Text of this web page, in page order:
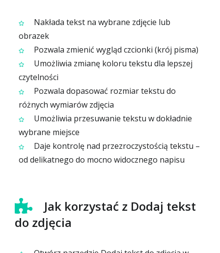
Nakłada tekst na wybrane zdjęcie lub
obrazek
Pozwala zmienić wygląd czcionki (krój pisma)
Umożliwia zmianę koloru tekstu dla lepszej
czytelności
Pozwala dopasować rozmiar tekstu do
różnych wymiarów zdjęcia
Umożliwia przesuwanie tekstu w dokładnie
wybrane miejsce
Daje kontrolę nad przezroczystością tekstu –
od delikatnego do mocno widocznego napisu
Jak korzystać z Dodaj tekst
do zdjęcia